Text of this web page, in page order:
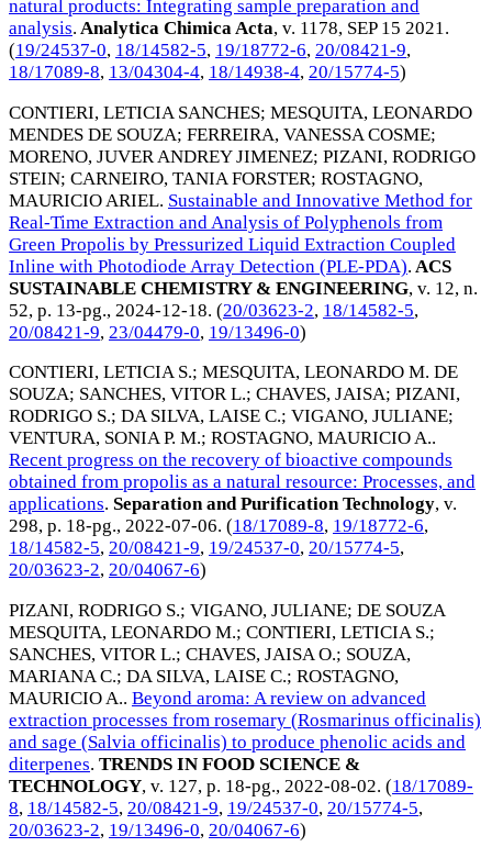
natural products: Integrating sample preparation and
analysis. Analytica Chimica Acta, v. 1178, SEP 15 2021 .
(19/24537-0, 18/14582-5, 19/18772-6, 20/08421-9,
18/17089-8, 13/04304-4, 18/14938-4, 20/15774-5)
CONTIERI, LETICIA SANCHES; MESQUITA, LEONARDO
MENDES DE SOUZA; FERREIRA, VANESSA COSME;
MORENO, JUVER ANDREY JIMENEZ; PIZANI, RODRIGO
STEIN; CARNEIRO, TANIA FORSTER; ROSTAGNO,
MAURICIO ARIEL. Sustainable and Innovative Method for
Real-Time Extraction and Analysis of Polyphenols from
Green Propolis by Pressurized Liquid Extraction Coupled
Inline with Photodiode Array Detection (PLE-PDA). ACS
SUSTAINABLE CHEMISTRY & ENGINEERING, v. 12, n.
52, p. 13-pg., 2024-12-18. (20/03623-2, 18/14582-5,
20/08421-9, 23/04479-0, 19/13496-0)
CONTIERI, LETICIA S.; MESQUITA, LEONARDO M. DE
SOUZA; SANCHES, VITOR L.; CHAVES, JAISA; PIZANI,
RODRIGO S.; DA SILVA, LAISE C.; VIGANO, JULIANE;
VENTURA, SONIA P. M.; ROSTAGNO, MAURICIO A..
Recent progress on the recovery of bioactive compounds
obtained from propolis as a natural resource: Processes, and
applications. Separation and Purification Technology, v.
298, p. 18-pg., 2022-07-06. (18/17089-8, 19/18772-6,
18/14582-5, 20/08421-9, 19/24537-0, 20/15774-5,
20/03623-2, 20/04067-6)
PIZANI, RODRIGO S.; VIGANO, JULIANE; DE SOUZA
MESQUITA, LEONARDO M.; CONTIERI, LETICIA S.;
SANCHES, VITOR L.; CHAVES, JAISA O.; SOUZA,
MARIANA C.; DA SILVA, LAISE C.; ROSTAGNO,
MAURICIO A.. Beyond aroma: A review on advanced
extraction processes from rosemary (Rosmarinus officinalis)
and sage (Salvia officinalis) to produce phenolic acids and
diterpenes. TRENDS IN FOOD SCIENCE &
TECHNOLOGY, v. 127, p. 18-pg., 2022-08-02. (18/17089-
8, 18/14582-5, 20/08421-9, 19/24537-0, 20/15774-5,
20/03623-2, 19/13496-0, 20/04067-6)